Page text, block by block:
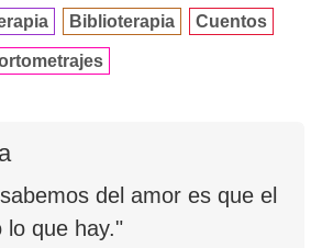
Biblioterapia Cuentos
del amor es que el
lo que hay."